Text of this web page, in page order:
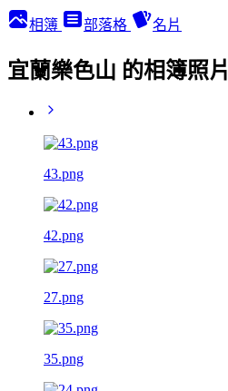
相簿 部落格 名片
宜蘭樂色山 的相簿照片
43.png
42.png
27.png
35.png